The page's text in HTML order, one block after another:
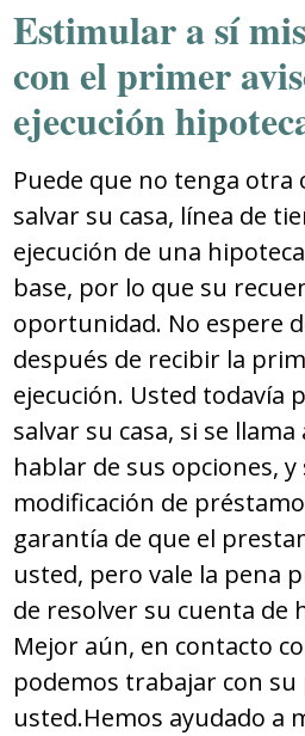
Estimular a sí
con el primer
ejecución
Puede que no tenga
salvar su casa, línea de
ejecución de una
base, por lo que su
oportunidad. No espere
después de recibir la
ejecución. Usted todavía
salvar su casa, si se
hablar de sus opciones,
modificación de
garantía de que el
usted, pero vale la pena
de resolver su cuenta de
Mejor aún, en contacto
podemos trabajar con
usted.Hemos ayudado a